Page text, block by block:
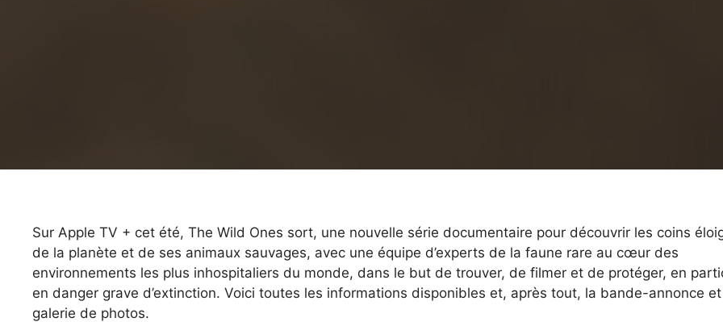
Sur Apple TV + cet été, The Wild Ones sort, une nouvelle série documentaire pour découvrir les coins
de la planète et de ses animaux sauvages, avec une équipe d’experts de la faune rare au cœur des
environnements les plus inhospitaliers du monde, dans le but de trouver, de filmer et de protéger, en
en danger grave d’extinction. Voici toutes les informations disponibles et, après tout, la bande-annonce
galerie de photos.